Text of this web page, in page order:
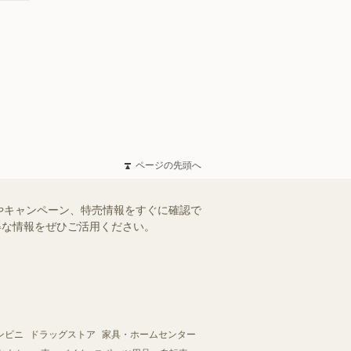
ページの先頭へ
ャンペーン、特売情報をすぐに確認で
情報をぜひご活用ください。
ビニ ドラッグストア
家具・ホームセンター